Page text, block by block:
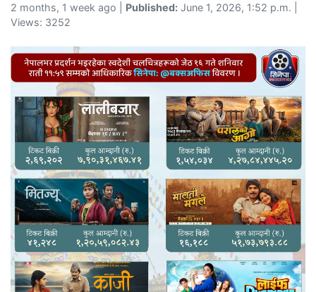
2 months, 1 week ago | Published: June 1, 2026, 1:52 p.m. |
Views: 3252